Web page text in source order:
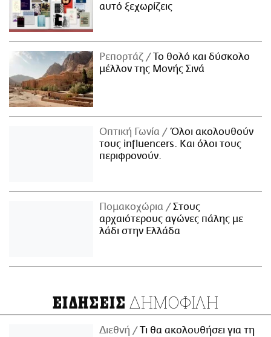
αυτό ξεχωρίζεις
Ρεπορτάζ
Το θολό και δύσκολο
μέλλον της Μονής Σινά
Οπτική Γωνία
Όλοι ακολουθούν
τους influencers. Και όλοι τους
περιφρονούν.
Πομακοχώρια
Στους
αρχαιότερους αγώνες πάλης με
λάδι στην Ελλάδα
ΕΙΔΗΣΕΙΣ ΔΗΜΟΦΙΛΗ
Διεθνή Τι θα ακολουθήσει για τη